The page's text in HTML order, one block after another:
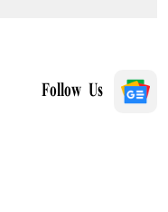
Follow Us